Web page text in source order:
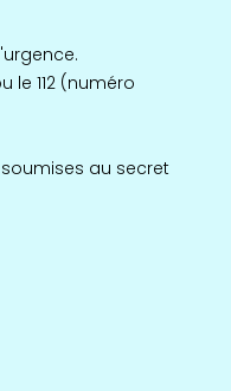
le 112 (numéro
au secret